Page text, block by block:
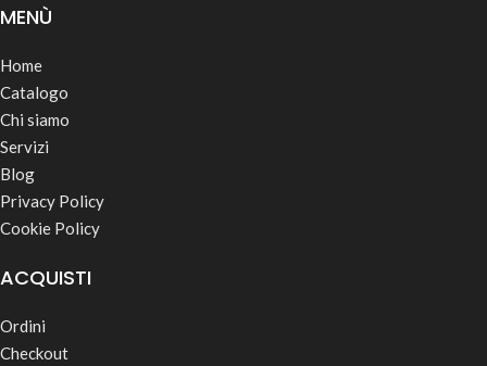
MENÙ
Home
Catalogo
Chi siamo
Servizi
Blog
Privacy Policy
Cookie Policy
ACQUISTI
Ordini
Checkout